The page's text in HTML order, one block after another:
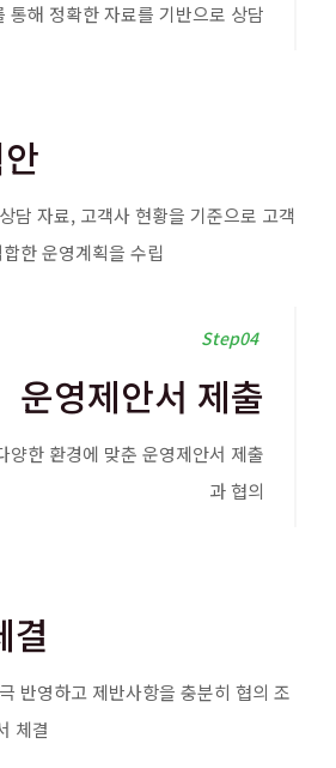
통해 정확한 자료를 기반으로 상담
담 자료, 고객사 현황을 기준으로 고객
한 운영계획을 수립
Step04
운영제안서 제출
양한 환경에 맞춘 운영제안서 제출
과 협의
결
반영하고 제반사항을 충분히 협의 조
체결